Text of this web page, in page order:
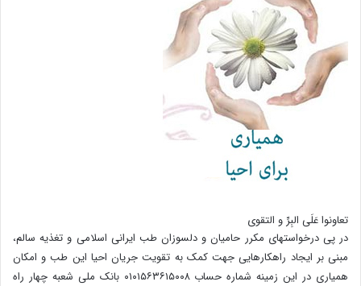
تعاونوا عَلَی البِرِّ و التقوی
در پی درخواستهای مکرر حامیان و دلسوزان طب ایرانی اسلامی و تغذیه سالم،
مبنی بر ایجاد راهکارهایی جهت کمک به تقویت جریان احیا این طب و امکان
همیاری در این زمینه شماره حساب ۰۱۰۱۵۶۳۶۱۵۰۰۸ بانک ملی شعبه چهار راه